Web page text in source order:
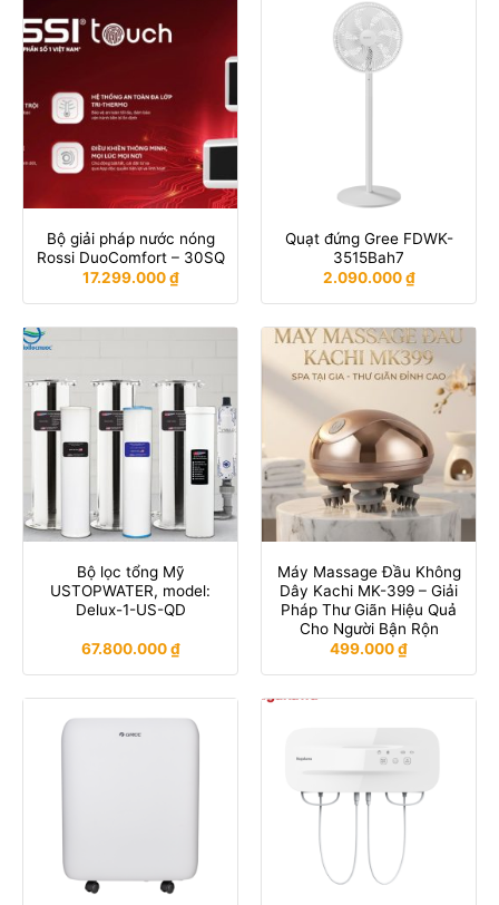
Bộ giải pháp nước nóng
Rossi DuoComfort – 30SQ
17.299.000₫
Quạt đứng Gree FDWK-
3515Bah7
2.090.000₫
Bộ lọc tổng Mỹ
USTOPWATER, model:
Delux-1-US-QD
67.800.000₫
Máy Massage Đầu Không
Dây Kachi MK-399 – Giải
Pháp Thư Giãn Hiệu Quả
Cho Người Bận Rộn
499.000₫